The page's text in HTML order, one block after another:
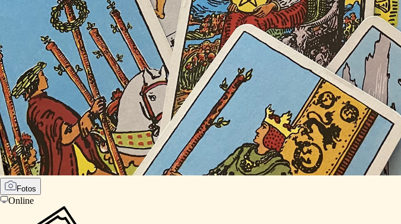
Fotos
Online